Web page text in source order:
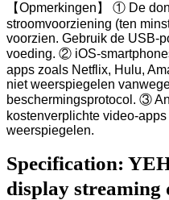
【Opmerkingen】 ① De
stroomvoorziening (ten
voorzien. Gebruik de USB-
voeding. ② iOS-
apps zoals Netflix, Hulu,
niet weerspiegelen
beschermingsprotocol. ③
kostenverplichte video-
weerspiegelen.
Specification:
display